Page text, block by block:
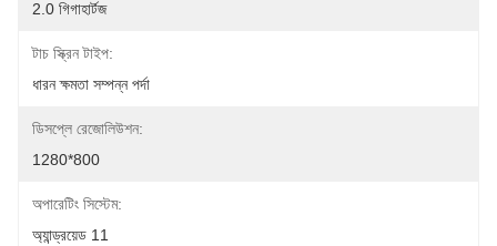
2.0 গিগাহার্টজ
টাচ স্ক্রিন টাইপ:
ধারন ক্ষমতা সম্পন্ন পর্দা
ডিসপ্লে রেজোলিউশন:
1280*800
অপারেটিং সিস্টেম:
অ্যান্ড্রয়েড 11